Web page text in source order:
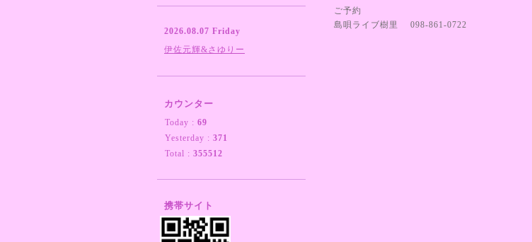
ご予約
島唄ライブ樹里 098-861-0722
2026.08.07 Friday
伊佐元輝&さゆりー
カウンター
Today : 69
Yesterday : 371
Total : 355512
携帯サイト